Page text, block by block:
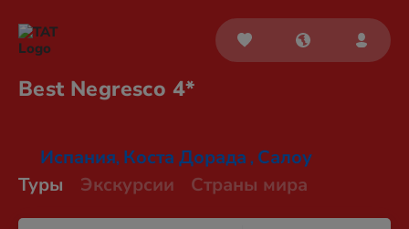
Best Negresco 4*
Испания, Коста Дорада , Салоу
Туры
Экскурсии Страны мира